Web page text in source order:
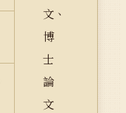
文、
博
士
論
文